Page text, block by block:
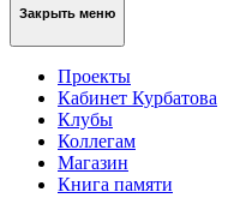
Закрыть меню
Проекты
Кабинет Курбатова
Клубы
Коллегам
Магазин
Книга памяти